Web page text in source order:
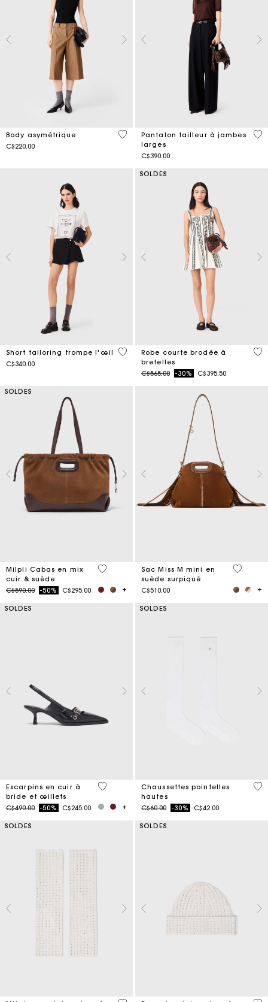
Body asymétrique
C$220.00
5 out of 5 Customer Rating
Pantalon tailleur à jambes
larges
C$390.00
5
Short tailoring trompe l'œil
C$340.00
4,4 out of 5 Customer Rating
SOLDES
Robe courte brodée à
bretelles
Price reduced from
C$565.00to-30% C$395.50
5
SOLDES
Milpli Cabas en mix
cuir & suède
Price reduced from
C$590.00to-50% C$295.00
5 out of 5 Customer Rating
Sac Miss M mini en
suède surpiqué
C$510.00
3,7 out
SOLDES
Escarpins en cuir à
bride et œillets
Price reduced from
C$490.00to-50% C$245.00
5 out of 5 Customer Rating
SOLDES
Chaussettes pointelles
hautes
Price reduced from
C$60.00to-30% C$42.00
3,2
SOLDES SOLDES